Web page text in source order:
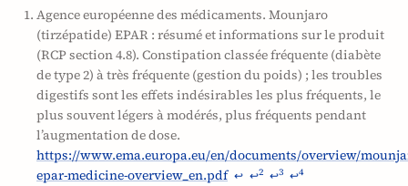
Agence européenne des médicaments. Mounjaro
(tirzépatide) EPAR : résumé et informations sur le produit
(RCP section 4.8). Constipation classée fréquente (diabète
de type 2) à très fréquente (gestion du poids) ; les troubles
digestifs sont les effets indésirables les plus fréquents, le
plus souvent légers à modérés, plus fréquents pendant
l’augmentation de dose.
https://www.ema.europa.eu/en/documents/overview/
epar-medicine-overview_en.pdf ↩ ↩2 ↩3 ↩4